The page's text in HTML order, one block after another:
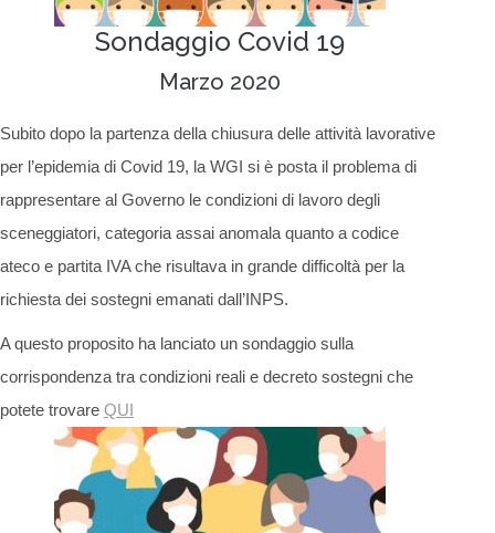
Sondaggio Covid 19
Marzo 2020
Subito dopo la partenza della chiusura delle attività lavorative
per l’epidemia di Covid 19, la WGI si è posta il problema di
rappresentare al Governo le condizioni di lavoro degli
sceneggiatori, categoria assai anomala quanto a codice
ateco e partita IVA che risultava in grande difficoltà per la
richiesta dei sostegni emanati dall’INPS.
A questo proposito ha lanciato un sondaggio sulla
corrispondenza tra condizioni reali e decreto sostegni che
potete trovare QUI